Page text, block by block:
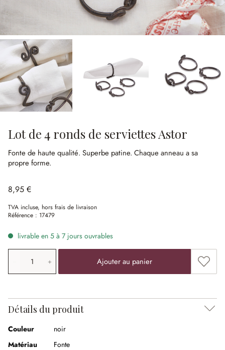
Lot de 4 ronds de serviettes Astor
Fonte de haute qualité. Superbe patine. Chaque anneau a sa
propre forme.
8,95 €
TVA incluse, hors frais de livraison
Référence : 17479
livrable en 5 à 7 jours ouvrables
Quantité de produit: saisissez la valeur souhaitée ou
Ajouter au panier
Détails du produit
Couleur
noir
Matériau
Fonte